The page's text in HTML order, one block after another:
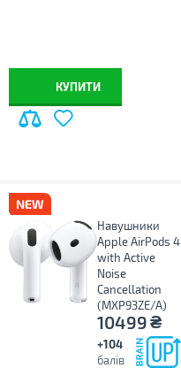
КУПИТИ
Навушники
Apple AirPods 4
with Active
Noise
Cancellation
(MXP93ZE/A)
10499₴
+104
балів